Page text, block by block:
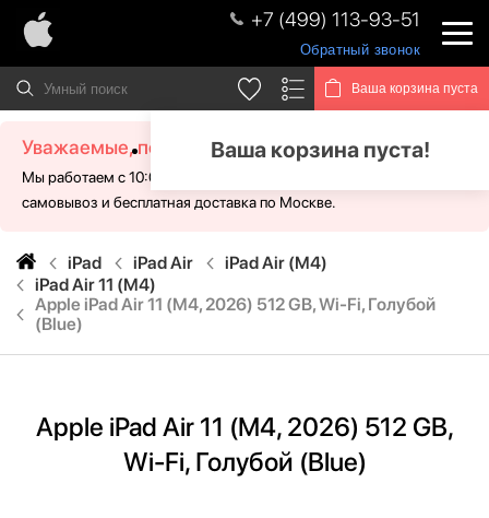
+7 (499) 113-93-51
Обратный звонок
Ваша корзина пуста
Ваша корзина пуста!
Уважаемые, посетители!
Мы работаем с 10:00 - 21:00 без выходных. Для Вас доступен
самовывоз и бесплатная доставка по Москве.
iPad iPad Air
iPad Air (M4)
iPad Air 11 (M4)
Apple iPad Air 11 (M4, 2026) 512 GB, Wi-Fi, Голубой
(Blue)
Apple iPad Air 11 (M4, 2026) 512 GB,
Wi-Fi, Голубой (Blue)